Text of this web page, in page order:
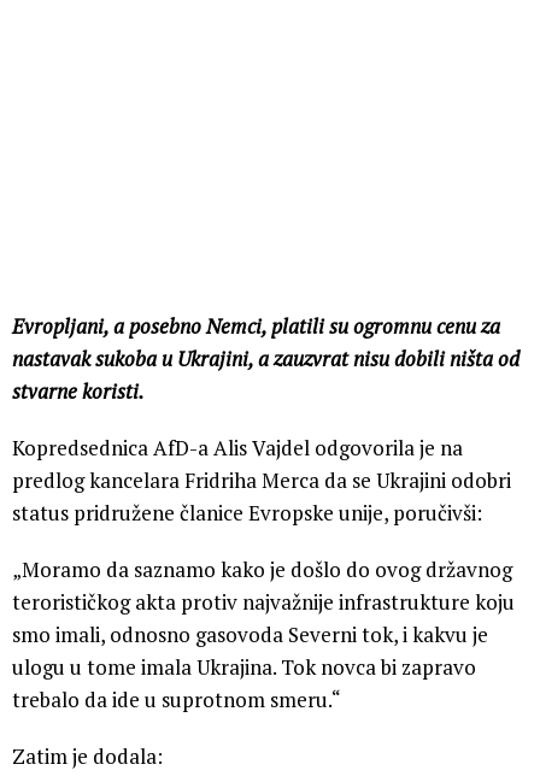
Evropljani, a posebno Nemci, platili su ogromnu cenu za
nastavak sukoba u Ukrajini, a zauzvrat nisu dobili ništa od
stvarne koristi.
Kopredsednica AfD-a Alis Vajdel odgovorila je na
predlog kancelara Fridriha Merca da se Ukrajini odobri
status pridružene članice Evropske unije, poručivši:
„Moramo da saznamo kako je došlo do ovog državnog
terorističkog akta protiv najvažnije infrastrukture koju
smo imali, odnosno gasovoda Severni tok, i kakvu je
ulogu u tome imala Ukrajina. Tok novca bi zapravo
trebalo da ide u suprotnom smeru.“
Zatim je dodala: